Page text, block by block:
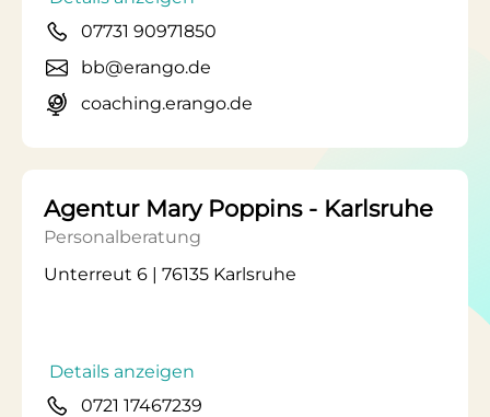
07731 90971850
bb@erango.de
coaching.erango.de
Agentur Mary Poppins - Karlsruhe
Personalberatung
Unterreut 6 | 76135 Karlsruhe
Details anzeigen
0721 17467239